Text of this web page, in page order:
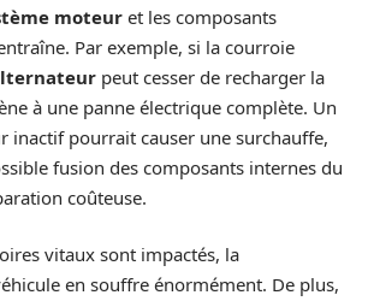
moteuret les composants
Par exemple, si la courroie
peut cesser de recharger la
à une panne électrique complète. Un
inactif pourrait causer une surchauffe,
fusion des composants internes du
coûteuse.
vitaux sont impactés, la
en souffre énormément. De plus,